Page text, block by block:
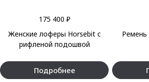
175 400 ₽
Женские лоферы Horsebit с
рифленой подошвой
Подробнее
Ремень